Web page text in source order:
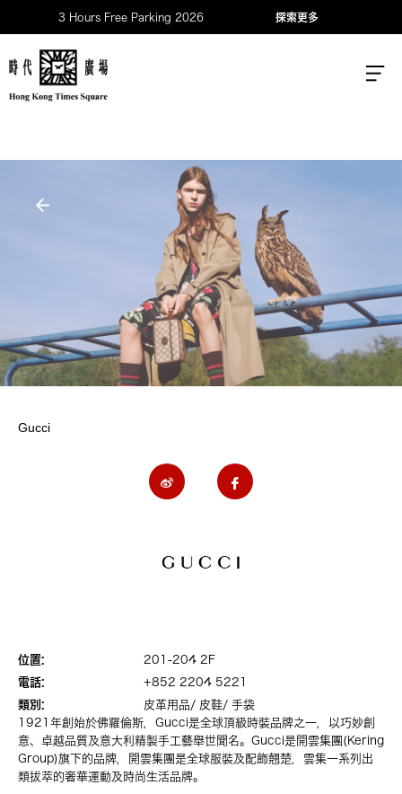
3 Hours Free Parking 2026 探索更多
Gucci
位置:
201-204 2F
電話:
+852 2204 5221
類別:
皮革用品/ 皮鞋/ 手袋
1921年創始於佛羅倫斯，Gucci是全球頂級時裝品牌之一，以巧妙創
意、卓越品質及意大利精製手工藝舉世聞名。Gucci是開雲集團(Kering
Group)旗下的品牌，開雲集團是全球服裝及配飾翹楚，雲集一系列出
類拔萃的奢華運動及時尚生活品牌。